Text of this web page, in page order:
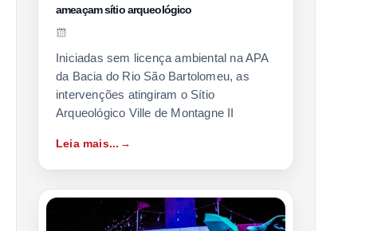
ameaçam sítio arqueológico
Iniciadas sem licença ambiental na APA
da Bacia do Rio São Bartolomeu, as
intervenções atingiram o Sítio
Arqueológico Ville de Montagne II
Leia mais...